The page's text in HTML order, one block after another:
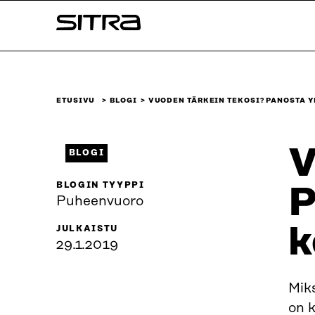
sisältöön
Sitra
ETUSIVU BLOGI VUODEN TÄRKEIN TEKOSI? PANOSTA
on
BLOGI
BLOGIN TYYPPI
Puheenvuoro
JULKAISTU
29.1.2019